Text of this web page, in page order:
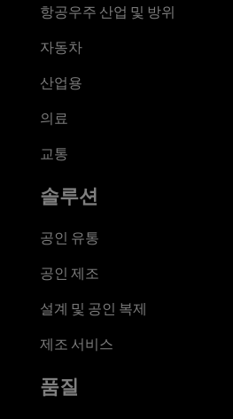
항공우주 산업 및 방위
자동차
산업용
의료
교통
솔루션
공인 유통
공인 제조
설계 및 공인 복제
제조 서비스
품질